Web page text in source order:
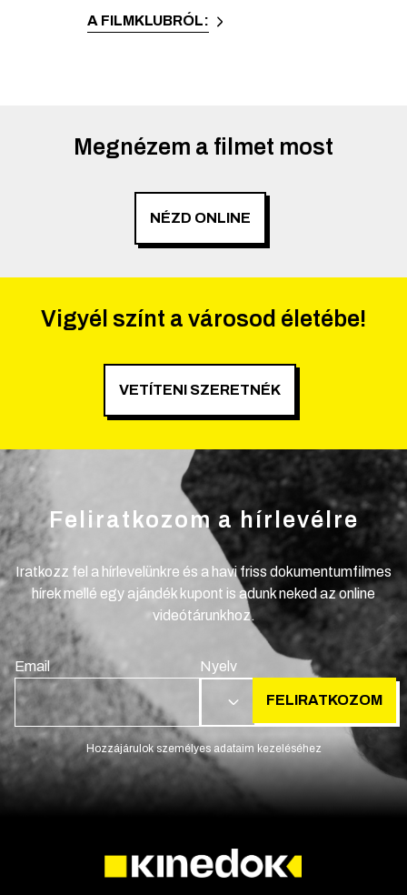
A FILMKLUBRÓL:
Megnézem a filmet most
NÉZD ONLINE
Vigyél színt a városod életébe!
VETÍTENI SZERETNÉK
Feliratkozom a hírlevélre
Iratkozz fel a hírlevelünkre és a havi friss dokumentumfilmes
hírek mellé egy ajándék kupont is adunk neked az online
videótárunkhoz.
Email Nyelv
HU FELIRATKOZOM
Hozzájárulok személyes adataim kezeléséhez